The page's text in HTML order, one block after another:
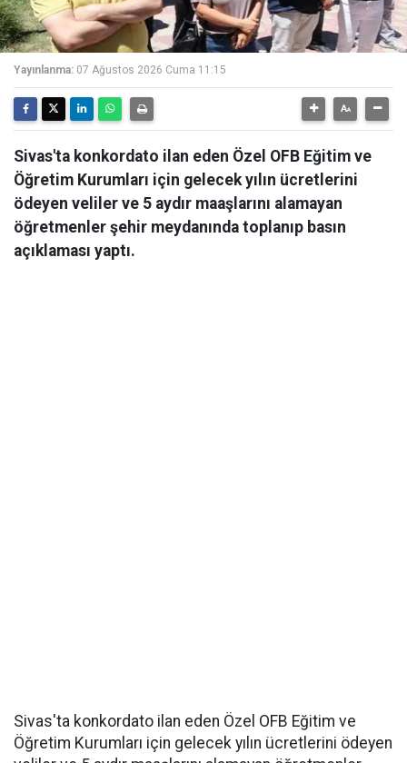
Yayınlanma: 07 Ağustos 2026 Cuma 11:15
Sivas'ta konkordato ilan eden Özel OFB Eğitim ve
Öğretim Kurumları için gelecek yılın ücretlerini
ödeyen veliler ve 5 aydır maaşlarını alamayan
öğretmenler şehir meydanında toplanıp basın
açıklaması yaptı.
Sivas'ta konkordato ilan eden Özel OFB Eğitim ve
Öğretim Kurumları için gelecek yılın ücretlerini ödeyen